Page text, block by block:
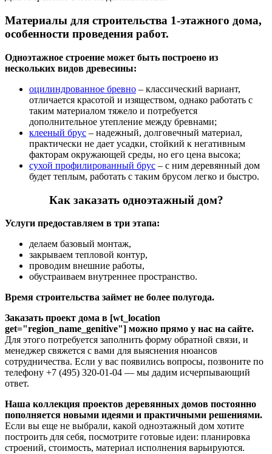
Материалы для строительства 1-этажного дома,
особенности проведения работ.
Одноэтажное строение может быть построено из
нескольких видов древесины:
оцилиндрованное бревно – классический вариант,
отличается красотой и изяществом, однако работать с
таким материалом тяжело и потребуется
дополнительное утепление между бревнами;
клееный брус – надежный, долговечный материал,
практически не дает усадки, стойкий к негативным
факторам окружающей среды, но его цена высока;
сухой профилированный брус – с ним деревянный дом
будет теплым, работать с таким брусом легко и быстро.
Как заказать одноэтажный дом?
Услуги предоставляем в три этапа:
делаем базовый монтаж,
закрываем тепловой контур,
проводим внешние работы,
обустраиваем внутреннее пространство.
Время строительства займет не более полугода.
Заказать проект дома в [wt_location
get="region_name_genitive"] можно прямо у нас на сайте.
Для этого потребуется заполнить форму обратной связи, и
менеджер свяжется с вами для выяснения нюансов
сотрудничества. Если у вас появились вопросы, позвоните по
телефону +7 (495) 320-01-04 — мы дадим исчерпывающий
ответ.
Наша коллекция проектов деревянных домов постоянно
пополняется новыми идеями и практичными решениями.
Если вы еще не выбрали, какой одноэтажный дом хотите
построить для себя, посмотрите готовые идеи: планировка
строений, стоимость, материал исполнения варьируются.